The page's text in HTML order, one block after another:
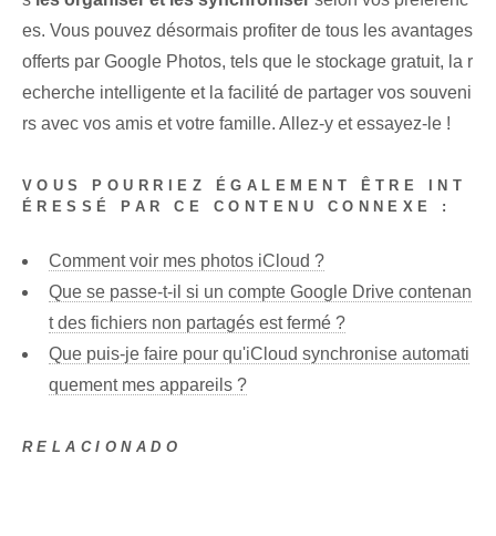
es.‌ Vous pouvez désormais profiter de tous les avantages
offerts par Google⁣ Photos, tels que‌ le stockage gratuit, ⁤la r
echerche intelligente et la facilité de partager vos souveni
rs avec vos amis et votre famille.​ Allez-y et essayez-le ! ⁢
VOUS POURRIEZ ÉGALEMENT ÊTRE INT
ÉRESSÉ PAR CE CONTENU CONNEXE :
Comment voir mes photos iCloud ?
Que se passe-t-il si un compte Google Drive contenan
t des fichiers non partagés est fermé ?
Que puis-je faire pour qu'iCloud synchronise automati
quement mes appareils ?
RELACIONADO